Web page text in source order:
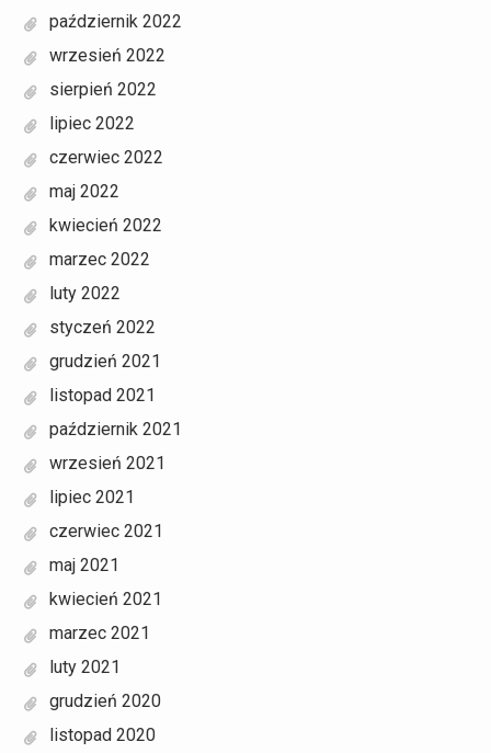
październik 2022
wrzesień 2022
sierpień 2022
lipiec 2022
czerwiec 2022
maj 2022
kwiecień 2022
marzec 2022
luty 2022
styczeń 2022
grudzień 2021
listopad 2021
październik 2021
wrzesień 2021
lipiec 2021
czerwiec 2021
maj 2021
kwiecień 2021
marzec 2021
luty 2021
grudzień 2020
listopad 2020